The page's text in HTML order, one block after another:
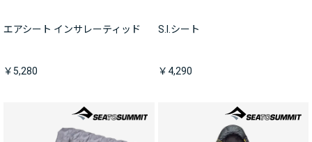
エアシート インサレーティッド
￥5,280
S.I.シート
￥4,290